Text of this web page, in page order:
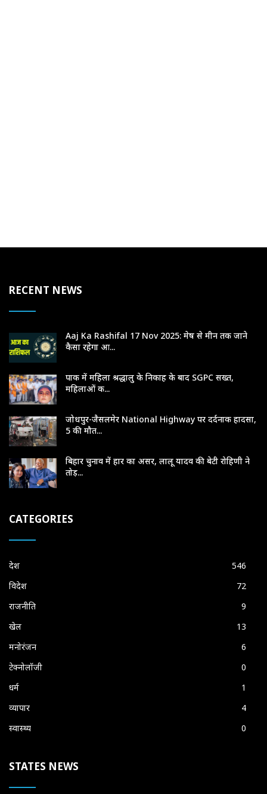
RECENT NEWS
Aaj Ka Rashifal 17 Nov 2025: मेष से मीन तक जाने
कैसा रहेगा आ...
पाक में महिला श्रद्धालु के निकाह के बाद SGPC सख्त,
महिलाओं क...
जोधपुर-जैसलमेर National Highway पर दर्दनाक हादसा,
5 की मौत...
बिहार चुनाव में हार का असर, लालू यादव की बेटी रोहिणी ने
तोड़...
CATEGORIES
देश
546
विदेश
72
राजनीति
9
खेल
13
मनोरंजन
6
टेक्नोलॉजी
0
धर्म
1
व्यापार
4
स्वास्थ्य
0
STATES NEWS